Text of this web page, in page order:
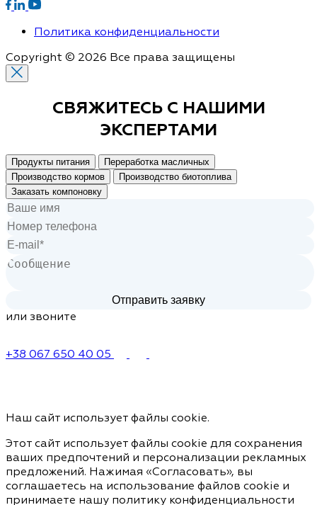
Политика конфиденциальности
Copyright © 2026 Все права защищены
СВЯЖИТЕСЬ С НАШИМИ
ЭКСПЕРТАМИ
Продукты питания
Переработка масличных
Производство кормов
Производство биотоплива
Заказать компоновку
или звоните
+38 067 650 40 05
Наш сайт использует файлы cookie.
Этот сайт использует файлы cookie для сохранения
ваших предпочтений и персонализации рекламных
предложений. Нажимая «Согласовать», вы
соглашаетесь на использование файлов cookie и
принимаете нашу политику конфиденциальности